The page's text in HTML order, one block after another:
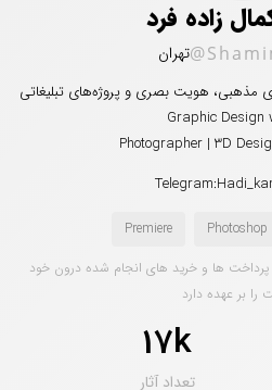
زاده فرد
تهران
Photographer | 3D
Photoshop
Premiere
ها و خرید های انجام شده درون خود
را بر عهده دارد
17k
تعداد آثار